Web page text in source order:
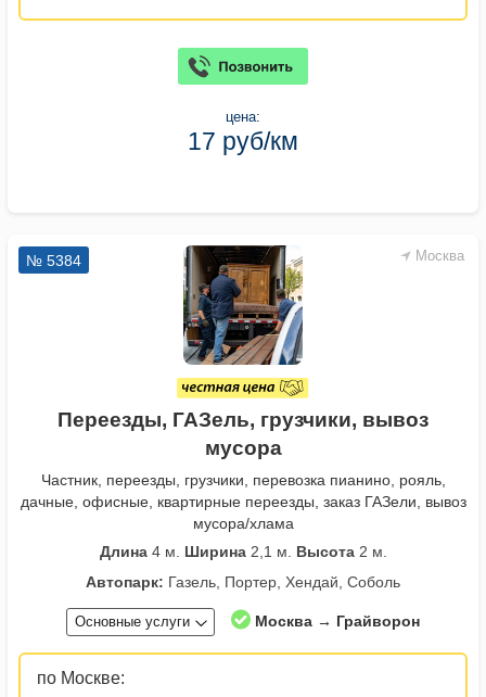
цена:
17 руб/км
Москва
№ 5384
Переезды, ГАЗель, грузчики, вывоз
мусора
Частник, переезды, грузчики, перевозка пианино, рояль,
дачные, офисные, квартирные переезды, заказ ГАЗели, вывоз
мусора/хлама
Длина4 м. Ширина2,1 м. Высота2 м.
Автопарк: Газель, Портер, Хендай, Соболь
Основные услуги Москва → Грайворон
по Москве: